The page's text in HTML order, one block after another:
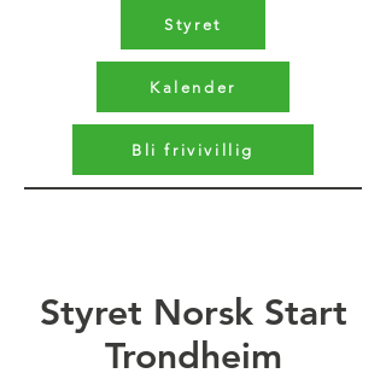
Styret
Kalender
Bli frivivillig
Styret Norsk Start
Trondheim